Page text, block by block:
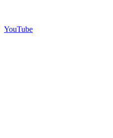
YouTube